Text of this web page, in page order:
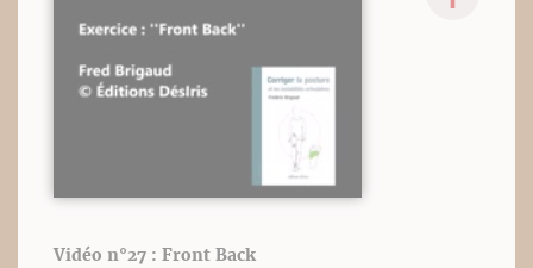
Vidéo n°27 : Front Back